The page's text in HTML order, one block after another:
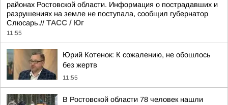
районах Ростовской области. Информация о пострадавших и
разрушениях на земле не поступала, сообщил губернатор
Слюсарь.// ТАСС / Юг
11:55
Юрий Котенок: К сожалению, не обошлось
без жертв
11:55
В Ростовской области 78 человек нашли